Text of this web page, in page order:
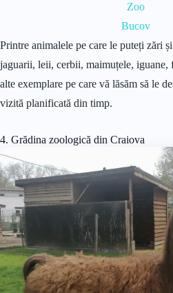
Zoo
Bucov
Printre animalele pe care le puteți zări
jaguarii, leii, cerbii, maimuțele, iguane,
alte exemplare pe care vă lăsăm să le
vizită planificată din timp.
4. Grădina zoologică din Craiova